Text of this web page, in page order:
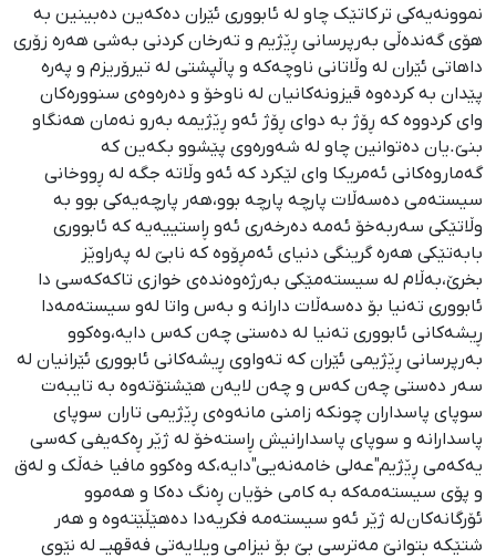
نموونەیەکی تر کاتێک چاو لە ئابووری ئێران دەکەین دەبینین بە
هۆی گەندەڵی بەرپرسانی ڕێژیم و تەرخان کردنی بەشی هەرە زۆری
داهاتی ئێران لە وڵاتانی ناوچەکە و پاڵپشتی لە تیرۆریزم و پەرە
پێدان بە کردەوە قیزونەکانیان لە ناوخۆ و دەرەوەی سنوورەکان
وای کردووە کە ڕۆژ بە دوای ڕۆژ ئەو ڕێژیمە بەرو نەمان هەنگاو
بنێ.یان دەتوانین چاو لە شەورەوی پێشوو بکەین کە
گەماروەکانی ئەمریکا وای لێکرد کە ئەو وڵاتە جگە لە ڕووخانی
سیستەمی دەسەڵات پارچە پارچە بوو،هەر پارچەیەکی بوو بە
وڵاتێکی سەربەخۆ ئەمە دەرخەری ئەو ڕاستییەیە کە ئابووری
بابەتێکی هەرە گرینگی دنیای ئەمڕۆوە کە نابێ لە پەراوێز
بخرێ،بەڵام لە سیستەمێکی بەرژەوەندەی خوازی تاکەکەسی دا
ئابووری تەنیا بۆ دەسەڵات دارانە و بەس واتا لەو سیستەمەدا
ڕیشەکانی ئابووری تەنیا لە دەستی چەن کەس دایە،وەکوو
بەرپرسانی ڕێژیمی ئێران کە تەواوی ڕیشەکانی ئابووری ئێرانیان لە
سەر دەستی چەن کەس و چەن لایەن هێشتۆتەوە بە تایبەت
سوپای پاسداران چونکە زامنی مانەوەی ڕێژیمی تاران سوپای
پاسدارانە و سوپای پاسدارانیش ڕاستەخۆ لە ژێر ڕەکەیفی کەسی
یەکەمی ڕێژیم"عەلی خامەنەیی"دایە،کە وەکوو مافیا خەڵک و لەق
و پۆی سیستەمەکە بە کامی خۆیان ڕەنگ دەکا و هەموو
ئۆرگانەکان لە ژێر ئەو سیستەمە فکریەدا دەهێڵێتەوە و هەر
شتێکە بتوانێ مەترسی بێ بۆ نیزامی ویلایەتی فەقهیــ لە نێوی